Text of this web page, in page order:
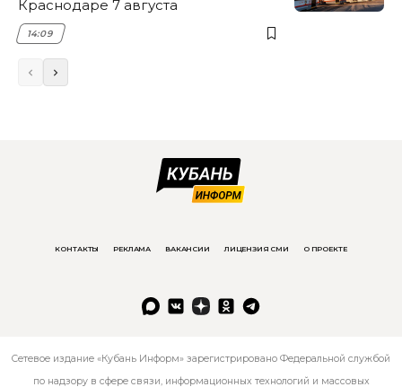
Краснодаре 7 августа
14:09
КОНТАКТЫ РЕКЛАМА ВАКАНСИИ ЛИЦЕНЗИЯ СМИ О ПРОЕКТЕ
Сетевое издание «Кубань Информ» зарегистрировано Федеральной службой
по надзору в сфере связи, информационных технологий и массовых